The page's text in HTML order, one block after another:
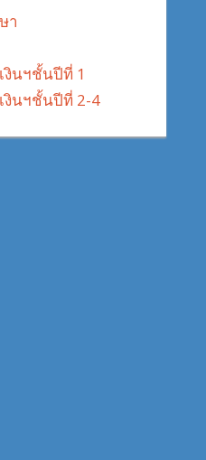
า
งินฯชั้นปีที่ 1
งินฯชั้นปีที่ 2-4